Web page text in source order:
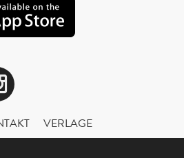
Instagram
VERLAGE